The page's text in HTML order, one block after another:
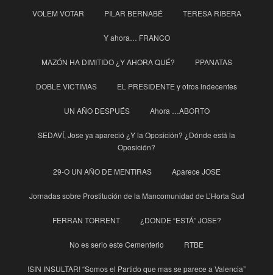
VOLEM VOTAR PILAR BERNABÉ TERESA RIBERA
Y ahora… FRANCO
MAZÓN HA DIMITIDO ¿Y AHORA QUÉ? PPANATAS
DOBLE VICTIMAS EL PRESIDENTE y otros indecentes
UN AÑO DESPUÉS Ahora …ABORTO
SEDAVÍ, Jose ya apareció ¿Y la Oposición? ¿Dónde está la
Oposición?
29-O UN AÑO DE MENTIRAS Aparece JOSE
Jornadas sobre Prostitución de la Mancomunidad de L’Horta Sud
FERRAN TORRENT ¿DONDE “ESTÁ” JOSE?
No es serio este Cementerio RTBE
!SIN INSULTAR! “Somos el Partido que mas se parece a Valencia”